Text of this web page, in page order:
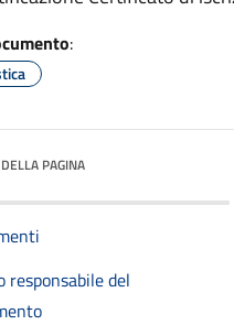
:
PAGINA
responsabile del